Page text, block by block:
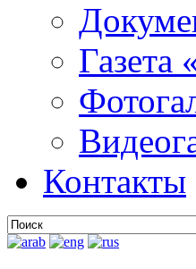
Газета
Контакты